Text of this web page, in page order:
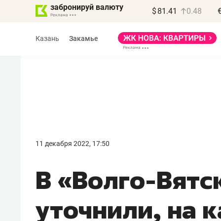
забронируй валюту $ 81.41 0.48
Казань Закамье
11 декабря 2022, 17:50
В «Волго-
уточнили, на
правил, бизнес может
потерять минимум